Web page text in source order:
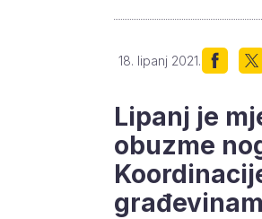
18. lipanj 2021.
Lipanj je
obuzme